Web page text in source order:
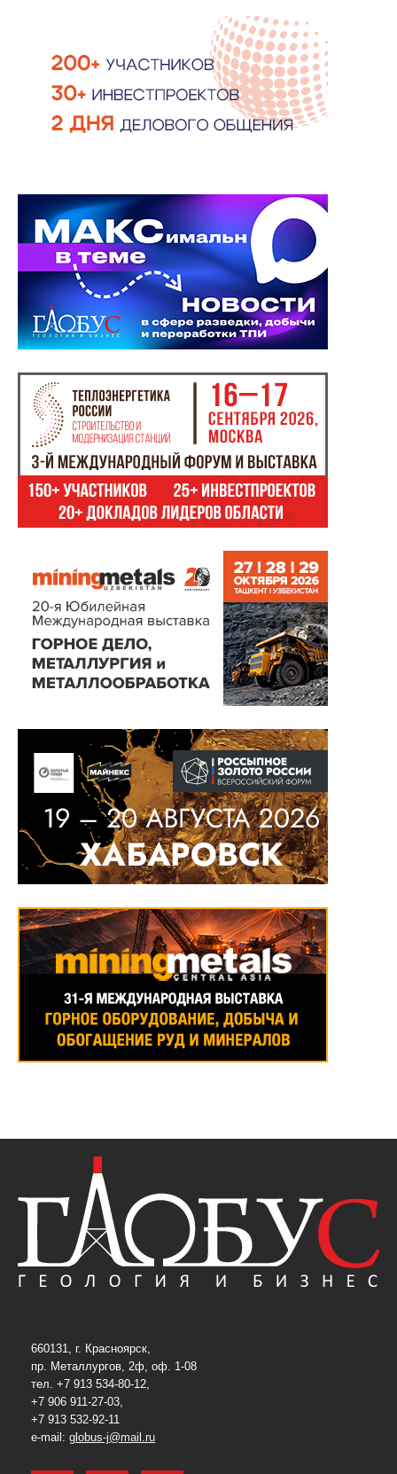
660131, г. Красноярск,
пр. Металлургов, 2ф, оф. 1-08
тел. +7 913 534-80-12,
+7 906 911-27-03,
+7 913 532-92-11
e-mail: globus-j@mail.ru